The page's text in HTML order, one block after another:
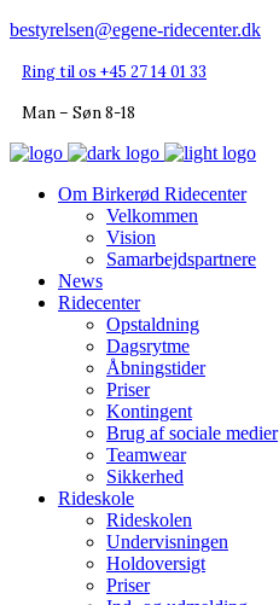
bestyrelsen@egene-ridecenter.dk
Ring til os +45 27 14 01 33
Man – Søn 8-18
Om Birkerød Ridecenter
Velkommen
Vision
Samarbejdspartnere
News
Ridecenter
Opstaldning
Dagsrytme
Åbningstider
Priser
Kontingent
Brug af sociale medier
Teamwear
Sikkerhed
Rideskole
Rideskolen
Undervisningen
Holdoversigt
Priser